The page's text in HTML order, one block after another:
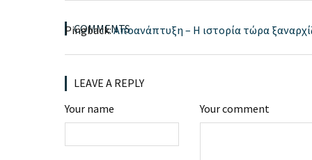
COMMENTS
Pingback:Αποανάπτυξη – Η ιστορία τώρα
LEAVE A REPLY
Your comment
Your name